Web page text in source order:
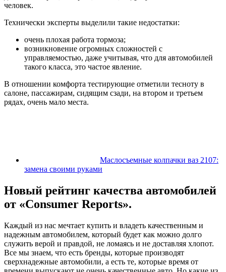
человек.
Технически эксперты выделили такие недостатки:
очень плохая работа тормоза;
возникновение огромных сложностей с
управляемостью, даже учитывая, что для автомобилей
такого класса, это частое явление.
В отношении комфорта тестирующие отметили тесноту в
салоне, пассажирам, сидящим сзади, на втором и третьем
рядах, очень мало места.
Маслосъемные колпачки ваз 2107:
замена своими руками
Новый рейтинг качества автомобилей
от «Consumer Reports».
Каждый из нас мечтает купить и владеть качественным и
надежным автомобилем, который будет как можно долго
служить верой и правдой, не ломаясь и не доставляя хлопот.
Все мы знаем, что есть бренды, которые производят
сверхнадежные автомобили, а есть те, которые время от